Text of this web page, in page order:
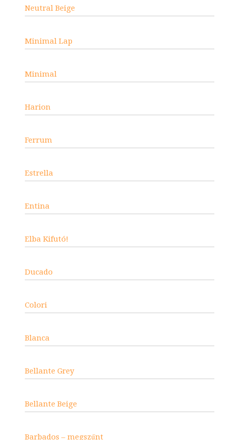
Neutral Beige
Minimal Lap
Minimal
Harion
Ferrum
Estrella
Entina
Elba Kifutó!
Ducado
Colori
Blanca
Bellante Grey
Bellante Beige
Barbados – megszűnt